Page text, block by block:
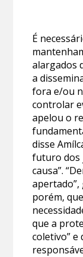
É
alargados
a
fora e/ou
controlar
apelou o
disse
futuro dos
causa”.
porém,
que a
coletivo” e